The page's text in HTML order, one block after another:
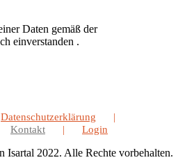
Daten gemäß der
einverstanden .
Datenschutzerklärung
Kontakt Login
2022. Alle Rechte vorbehalten.